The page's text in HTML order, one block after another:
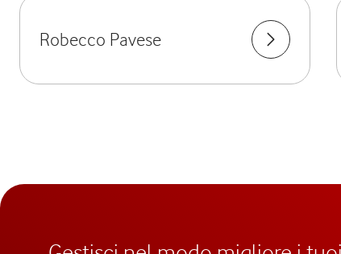
Robecco Pavese